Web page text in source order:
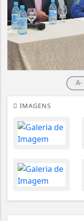
A-
IMAGENS